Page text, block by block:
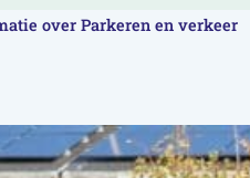
over Parkeren en verkeer